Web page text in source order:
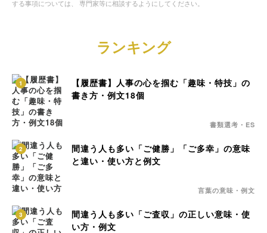
する事項については、 専門家等に相談するようにしてください。
ランキング
1
【履歴書】人事の心を掴む「趣味・特技」の
書き方・例文18個
書類選考・ES
2
間違う人も多い「ご健勝」「ご多幸」の意味
と違い・使い方と例文
言葉の意味・例文
3
間違う人も多い「ご査収」の正しい意味・使
い方・例文